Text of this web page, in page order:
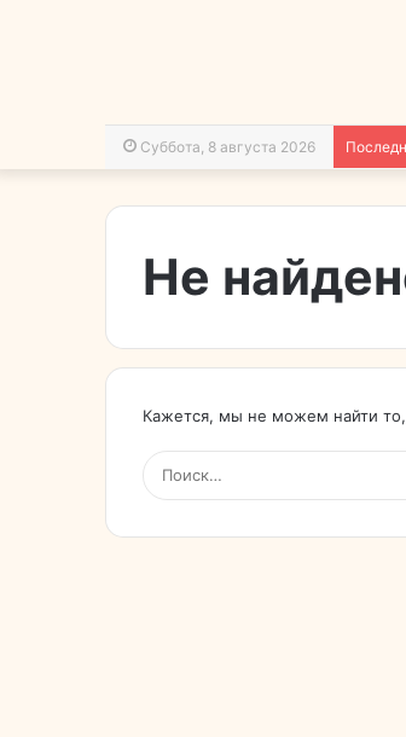
Суббота, 8 августа 2026
Не
Кажется, мы не можем найти